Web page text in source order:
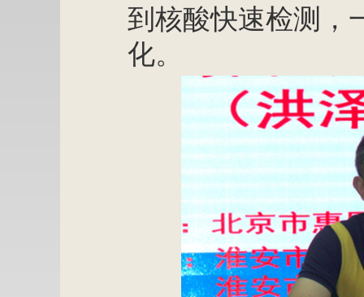
到核酸快速检测，
化。